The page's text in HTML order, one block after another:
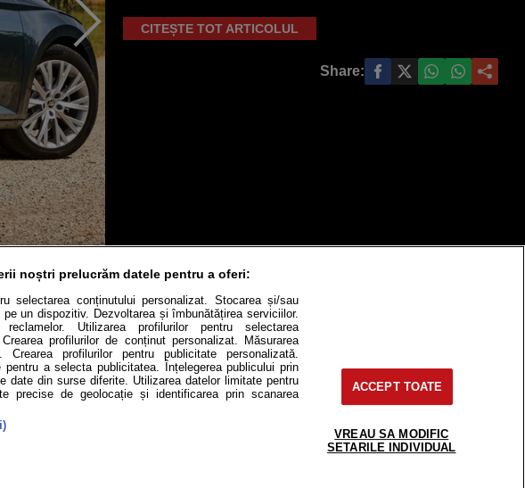
CITEȘTE TOT ARTICOLUL
Share:
Podcast cu Prioritate Cât costă?
Echipa editorială Contact Modifică Setările
sau persoană (site-uri, instituţii mass-media, firme de
de Drepturi de Autor fără acordul nostru.
noștri prelucrăm datele pentru a oferi:
selectarea conținutului personalizat. Stocarea și/sau
un dispozitiv. Dezvoltarea și îmbunătățirea serviciilor.
reclamelor. Utilizarea profilurilor pentru selectarea
profilurilor de conținut personalizat. Măsurarea
Crearea profilurilor pentru publicitate personalizată.
pentru a selecta publicitatea. Înțelegerea publicului prin
date din surse diferite. Utilizarea datelor limitate pentru
precise de geolocație și identificarea prin scanarea
ACCEPT TOATE
VREAU SA MODIFIC
SETARILE INDIVIDUAL